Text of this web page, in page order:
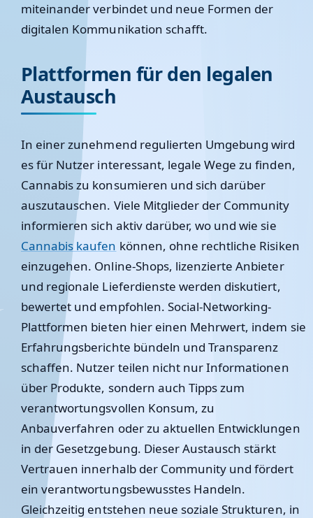
miteinander verbindet und neue Formen der
digitalen Kommunikation schafft.
Plattformen für den legalen
Austausch
In einer zunehmend regulierten Umgebung wird
es für Nutzer interessant, legale Wege zu finden,
Cannabis zu konsumieren und sich darüber
auszutauschen. Viele Mitglieder der Community
informieren sich aktiv darüber, wo und wie sie
Cannabis kaufen können, ohne rechtliche Risiken
einzugehen. Online-Shops, lizenzierte Anbieter
und regionale Lieferdienste werden diskutiert,
bewertet und empfohlen. Social-Networking-
Plattformen bieten hier einen Mehrwert, indem sie
Erfahrungsberichte bündeln und Transparenz
schaffen. Nutzer teilen nicht nur Informationen
über Produkte, sondern auch Tipps zum
verantwortungsvollen Konsum, zu
Anbauverfahren oder zu aktuellen Entwicklungen
in der Gesetzgebung. Dieser Austausch stärkt
Vertrauen innerhalb der Community und fördert
ein verantwortungsbewusstes Handeln.
Gleichzeitig entstehen neue soziale Strukturen, in